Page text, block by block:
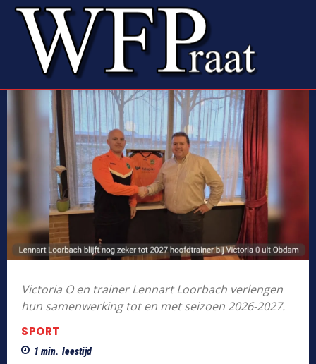
Victoria O en trainer Lennart Loorbach verlengen
hun samenwerking tot en met seizoen 2026-2027.
SPORT
1 min. leestijd